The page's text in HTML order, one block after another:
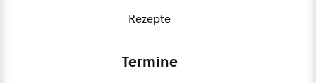
Rezepte
Termine